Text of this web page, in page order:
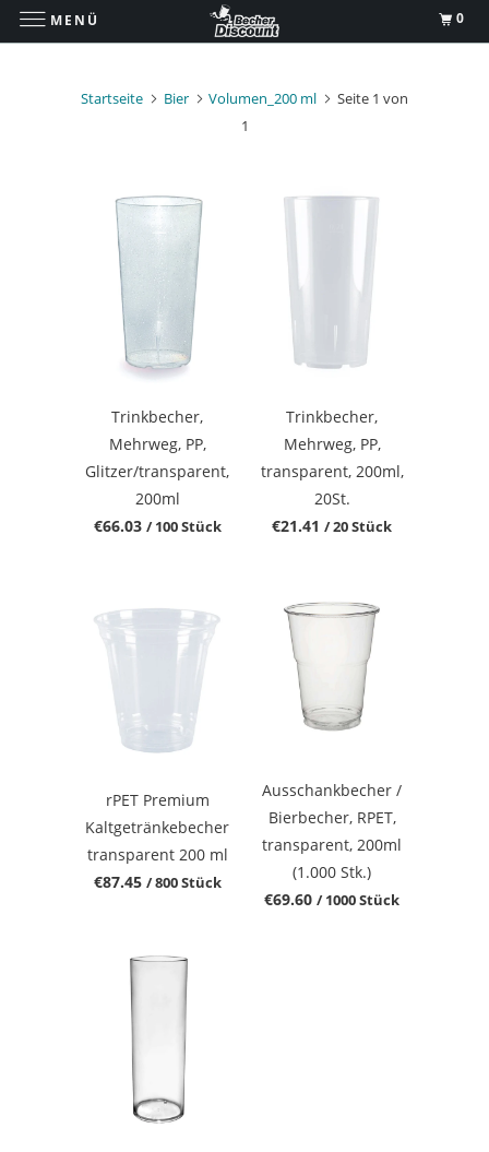
Startseite Bier Volumen_200 ml
Seite 1 von
1
Trinkbecher,
Mehrweg, PP,
Glitzer/transparent,
200ml
€66.03 / 100 Stück
Trinkbecher,
Mehrweg, PP,
transparent, 200ml,
20St.
€21.41 / 20 Stück
rPET Premium
Kaltgetränkebecher
transparent 200 ml
€87.45 / 800 Stück
Ausschankbecher /
Bierbecher, RPET,
transparent, 200ml
(1.000 Stk.)
€69.60 / 1000 Stück
MENÜ 0